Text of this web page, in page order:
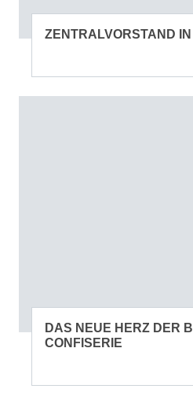
ZENTRALVORSTAND
DAS NEUE HERZ DER
CONFISERIE